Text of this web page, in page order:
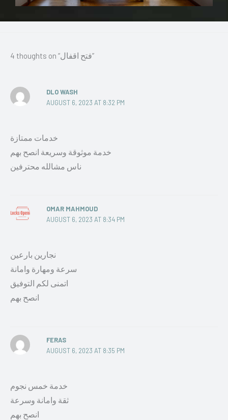
4 thoughts on “فتح اقفال”
DLO WASH
AUGUST 6, 2023 AT 8:32 PM
خدمات ممتازة
خدمة موثوقة وسريعة انصح بهم
ناس مشالله محترفين
OMAR MAHMOUD
AUGUST 6, 2023 AT 8:34 PM
نجارين بارعين
سرعة ومهارة وامانة
اتمنى لكم التوفيق
انصح بهم
FERAS
AUGUST 6, 2023 AT 8:35 PM
خدمة خمس نجوم
ثقة وامانة وسرعة
انصح بهم